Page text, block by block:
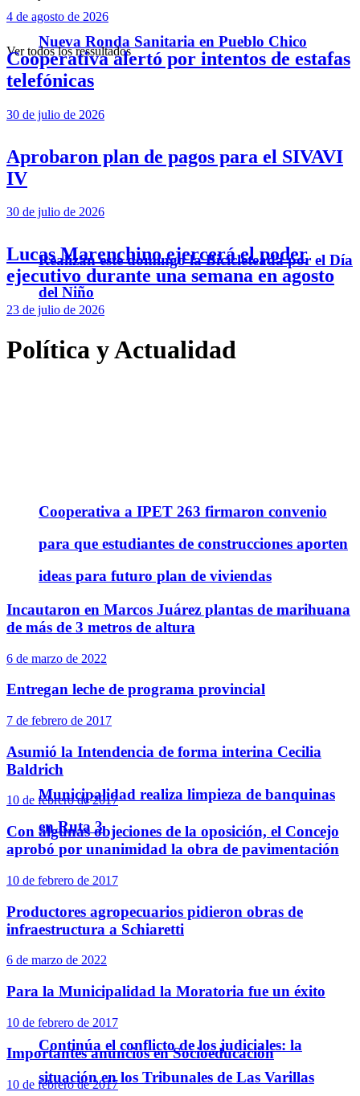
Nueva Ronda Sanitaria en Pueblo Chico
Realizan este domingo la Bicicleteada por el Día
del Niño
Cooperativa a IPET 263 firmaron convenio
para que estudiantes de construcciones aporten
ideas para futuro plan de viviendas
Municipalidad realiza limpieza de banquinas
en Ruta 3
Continúa el conflicto de los judiciales: la
situación en los Tribunales de Las Varillas
Ver todos los ressultados
4 de agosto de 2026
Cooperativa alertó por intentos de estafas
telefónicas
30 de julio de 2026
Aprobaron plan de pagos para el SIVAVI
IV
30 de julio de 2026
Lucas Marenchino ejercerá el poder
ejecutivo durante una semana en agosto
23 de julio de 2026
Política y Actualidad
Incautaron en Marcos Juárez plantas de marihuana
de más de 3 metros de altura
6 de marzo de 2022
Entregan leche de programa provincial
7 de febrero de 2017
Asumió la Intendencia de forma interina Cecilia
Baldrich
10 de febrero de 2017
Con algunas objeciones de la oposición, el Concejo
aprobó por unanimidad la obra de pavimentación
10 de febrero de 2017
Productores agropecuarios pidieron obras de
infraestructura a Schiaretti
6 de marzo de 2022
Para la Municipalidad la Moratoria fue un éxito
10 de febrero de 2017
Importantes anuncios en Socioeducación
10 de febrero de 2017